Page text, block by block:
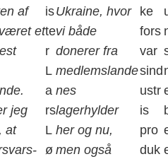
af
et
jeg
at
is
te
r
L
a
rs
L
ø
Ukraine, hvor
vi både
donerer fra
medlemslande
nes
lagerhylder
her og nu,
men også
ke
fors
var
sind
ustr
is
pro
duk